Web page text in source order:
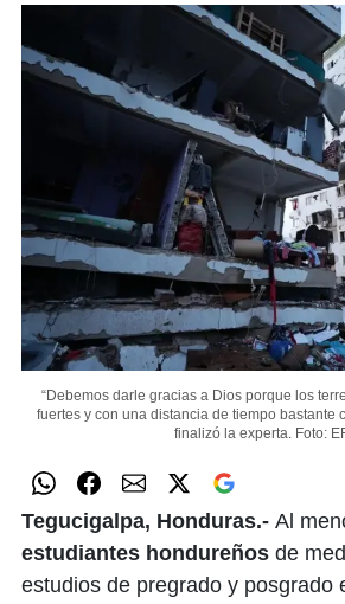
“Debemos darle gracias a Dios porque los
fuertes y con una distancia de tiempo bastante
finalizó la experta. Foto:
Tegucigalpa, Honduras.- Al
estudiantes hondureños de
estudios de pregrado y posgrado